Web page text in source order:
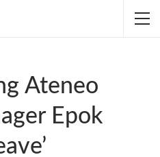
Ateneo
Epok